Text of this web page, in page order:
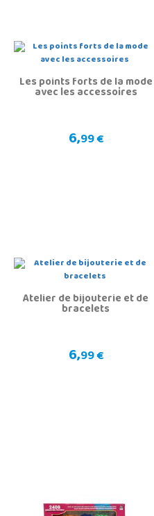
Les points forts de la mode
avec les accessoires
6,99 €
Atelier de bijouterie et de
bracelets
6,99 €